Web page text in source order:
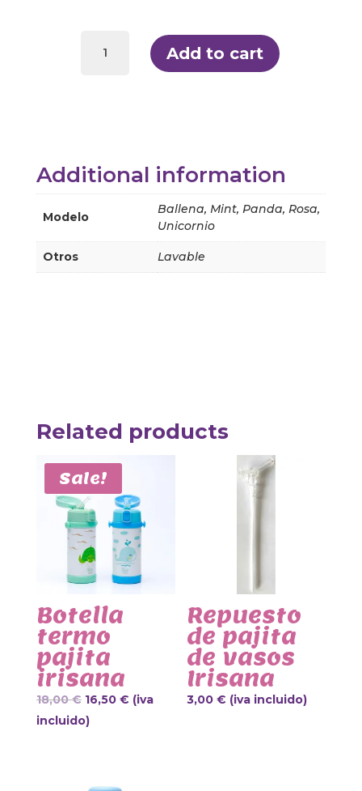
para
snacks
Add to cart
Additional information
Modelo
Ballena, Mint, Panda, Rosa,
Unicornio
Otros Lavable
Related products
Sale!
Botella
termo
pajita
irisana
18,00€ 16,50 € (iva
incluido)
Repuesto
de pajita
de vasos
Irisana
3,00€ (iva incluido)